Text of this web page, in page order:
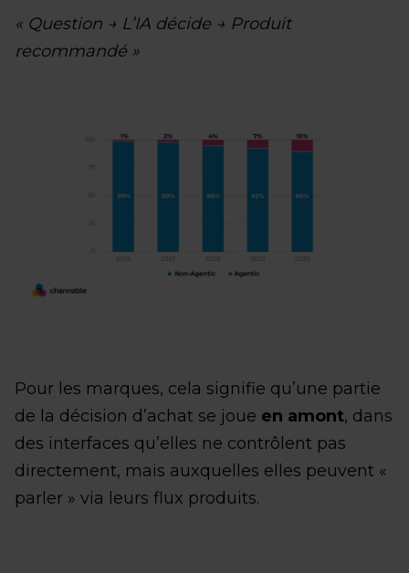
« Question → L’IA décide → Produit
recommandé »
Pour les marques, cela signifie qu’une partie
de la décision d’achat se joue en amont, dans
des interfaces qu’elles ne contrôlent pas
directement, mais auxquelles elles peuvent «
parler » via leurs flux produits.